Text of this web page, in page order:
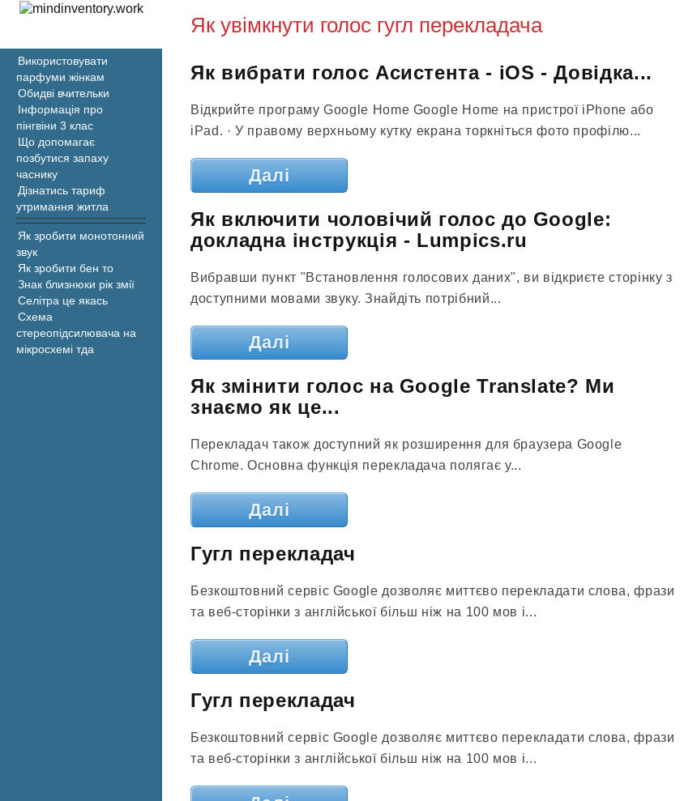
Як увімкнути голос гугл перекладача
Як вибрати голос Асистента - iOS - Довідка...
Відкрийте програму Google Home Google Home на пристрої iPhone або
iPad. · У правому верхньому кутку екрана торкніться фото профілю...
Далі
Як включити чоловічий голос до Google:
докладна інструкція - Lumpics.ru
Вибравши пункт "Встановлення голосових даних", ви відкриєте сторінку з
доступними мовами звуку. Знайдіть потрібний...
Далі
Як змінити голос на Google Translate? Ми
знаємо як це...
Перекладач також доступний як розширення для браузера Google
Chrome. Основна функція перекладача полягає у...
Далі
Гугл перекладач
Безкоштовний сервіс Google дозволяє миттєво перекладати слова, фрази
та веб-сторінки з англійської більш ніж на 100 мов і...
Далі
Гугл перекладач
Безкоштовний сервіс Google дозволяє миттєво перекладати слова, фрази
та веб-сторінки з англійської більш ніж на 100 мов і...
Використовувати
парфуми жінкам
Обидві вчительки
Інформація про
пінгвіни 3 клас
Що допомагає
позбутися запаху
часнику
Дізнатись тариф
утримання житла
Як зробити монотонний
звук
Як зробити бен то
Знак близнюки рік змії
Селітра це якась
Схема
стереопідсилювача на
мікросхемі тда